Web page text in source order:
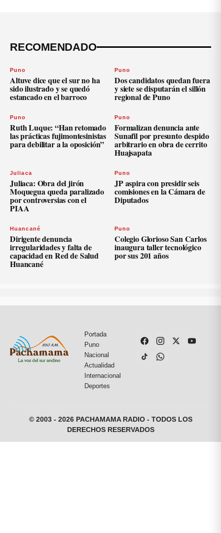
RECOMENDADO
Puno
Altuve dice que el sur no ha
sido ilustrado y se quedó
estancado en el barroco
Puno
Dos candidatos quedan fuera
y siete se disputarán el sillón
regional de Puno
Puno
Ruth Luque: “Han retomado
las prácticas fujimontesinistas
para debilitar a la oposición”
Puno
Formalizan denuncia ante
Sunafil por presunto despido
arbitrario en obra de cerrito
Huajsapata
Juliaca
Juliaca: Obra del jirón
Moquegua queda paralizado
por controversias con el
PIAA
Puno
JP aspira con presidir seis
comisiones en la Cámara de
Diputados
Huancané
Dirigente denuncia
irregularidades y falta de
capacidad en Red de Salud
Huancané
Puno
Colegio Glorioso San Carlos
inaugura taller tecnológico
por sus 201 años
Portada
Puno
Nacional
Actualidad
Internacional
Deportes
© 2003 - 2026 PACHAMAMA RADIO - TODOS LOS
DERECHOS RESERVADOS